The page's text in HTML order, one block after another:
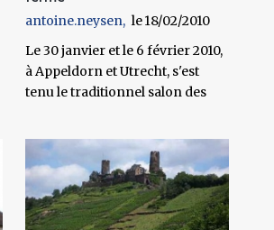
antoine.neysen
18/02/2010
Le 30 janvier et le 6 février 2010,
à Appeldorn et Utrecht, s'est
tenu le traditionnel salon des